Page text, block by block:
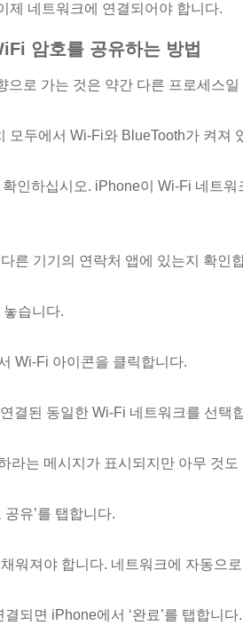
제 네트워크에 연결되어야 합니다.
암호를 공유하는 방법
으로 가는 것은 약간 다른 프로세스일
모두에서 Wi-Fi와 BlueTooth가 켜져
인하십시오. iPhone이 Wi-Fi 네트
른 기기의 연락처 앱에 있는지 확인
습니다.
Wi-Fi 아이콘을 클릭합니다.
결된 동일한 Wi-Fi 네트워크를 선택
라는 메시지가 표시되지만 아무 것
유’를 탭합니다.
워져야 합니다. 네트워크에 자동으
되면 iPhone에서 ‘완료’를 탭합니다.